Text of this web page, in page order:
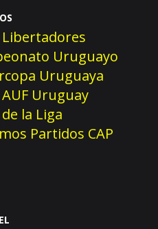
Libertadores
Uruguayo
Uruguaya
Uruguay
la Liga
Partidos CAP